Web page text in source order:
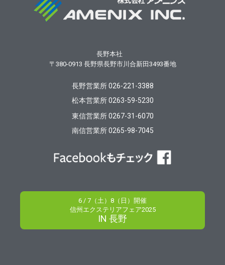
長野本社
〒380-0913 長野県長野市川合新田3493番地
長野営業所 026-221-3388
松本営業所 0263-59-5230
東信営業所 0267-31-6070
南信営業所 0265-98-7045
6 / 7（土）8（日）開催
信州エクステリアフェア2025
IN 長野